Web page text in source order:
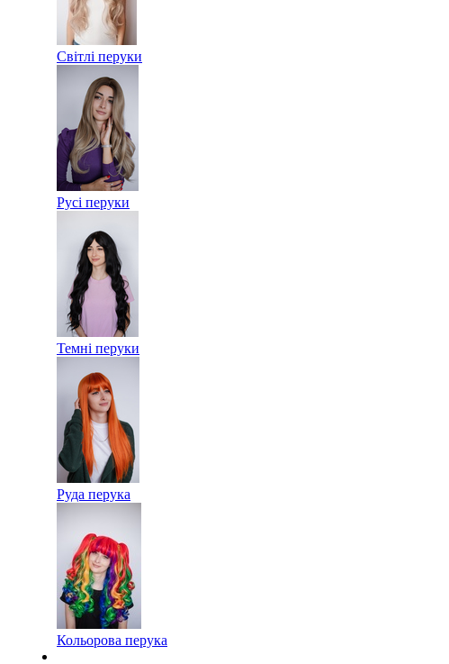
Світлі перуки
Русі перуки
Темні перуки
Руда перука
Кольорова перука